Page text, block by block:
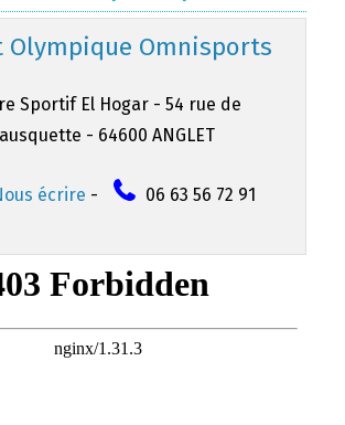
Olympique Omnisports
Sportif El Hogar - 54 rue de
- 64600 ANGLET
écrire - 06 63 56 72 91